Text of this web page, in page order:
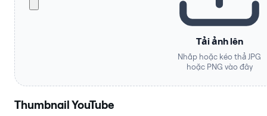
Tải ảnh lên
Nhấp hoặc kéo thả JPG
hoặc PNG vào đây
Thumbnail YouTube